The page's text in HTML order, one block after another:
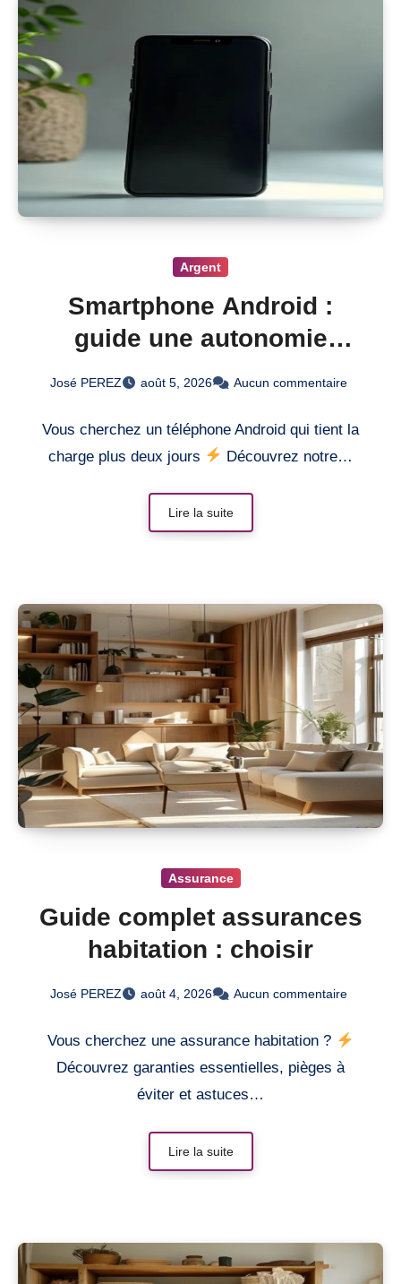
Argent
Smartphone Android :
guide une autonomie
record
José PEREZ août 5, 2026 Aucun commentaire
Vous cherchez un téléphone Android qui tient la
charge plus deux jours
Découvrez notre…
Lire la suite
Assurance
Guide complet assurances
habitation : choisir
José PEREZ août 4, 2026 Aucun commentaire
Vous cherchez une assurance habitation ?
Découvrez garanties essentielles, pièges à
éviter et astuces…
Lire la suite